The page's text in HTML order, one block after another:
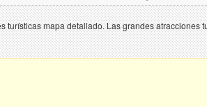
turísticas mapa detallado. Las grandes atracciones